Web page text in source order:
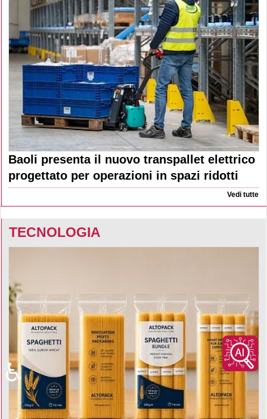
Baoli presenta il nuovo transpallet elettrico
progettato per operazioni in spazi ridotti
Vedi tutte
TECNOLOGIA